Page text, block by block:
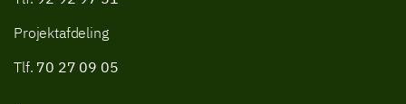
Projektafdeling
Tlf. 70 27 09 05